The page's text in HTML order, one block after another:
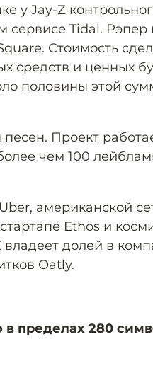
у Jay-Z
сервисе Tidal. Рэпер
Стоимость
средств и ценных
половины этой
Проект
чем 100
американской
Ethos и
владеет долей в
Oatly.
пределах 280